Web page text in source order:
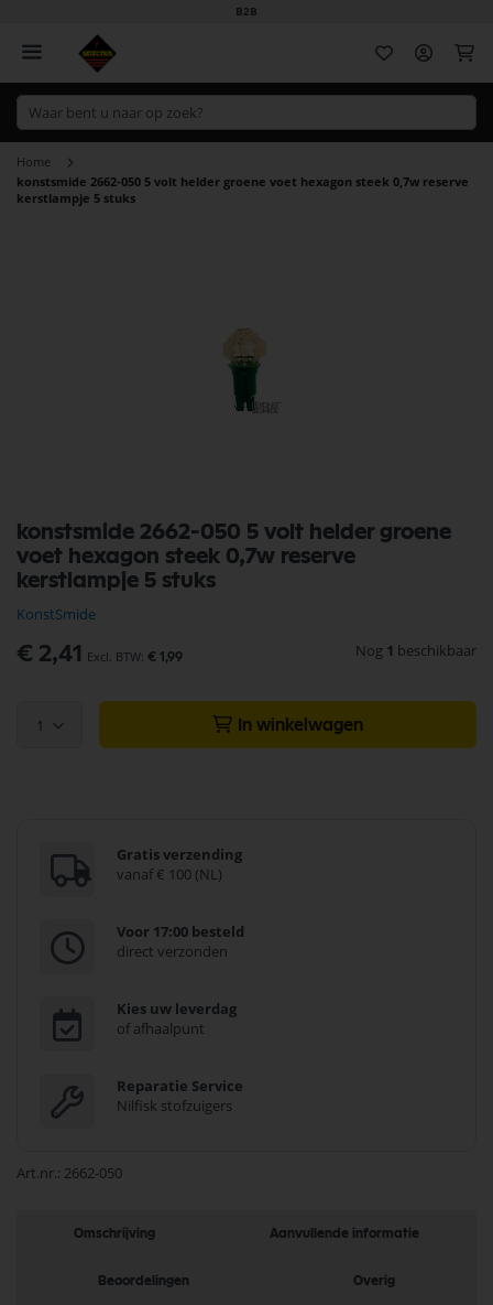
B2B
Home
konstsmide 2662-050 5 volt helder groene voet hexagon steek 0,7w reserve
kerstlampje 5 stuks
konstsmide 2662-050 5 volt helder groene
voet hexagon steek 0,7w reserve
kerstlampje 5 stuks
KonstSmide
€ 2,41 € 1,99 Nog 1 beschikbaar
1 In winkelwagen
Gratis verzending
vanaf € 100 (NL)
Voor 17:00 besteld
direct verzonden
Kies uw leverdag
of afhaalpunt
Reparatie Service
Nilfisk stofzuigers
Art.nr. 2662-050
naar
het
begin
de
gallerij
Omschrijving Aanvullende informatie
Beoordelingen Overig